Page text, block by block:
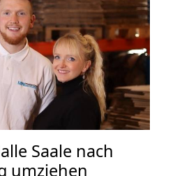
Saale nach
umziehen